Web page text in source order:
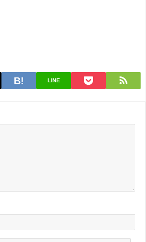
LINE